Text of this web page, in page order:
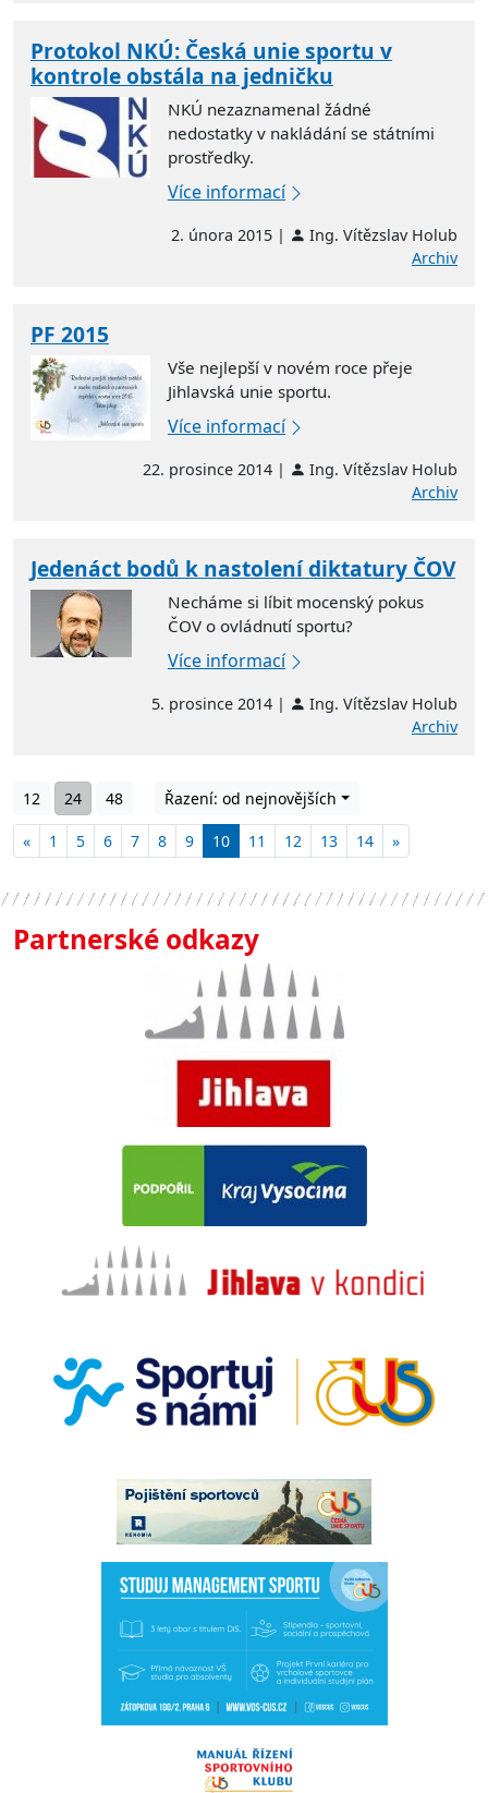
Protokol NKÚ: Česká unie sportu v
kontrole obstála na jedničku
NKÚ nezaznamenal žádné
nedostatky v nakládání se státními
prostředky.
Více informací
2. února 2015 |
Ing. Vítězslav Holub
Archiv
PF 2015
Vše nejlepší v novém roce přeje
Jihlavská unie sportu.
Více informací
22. prosince 2014 |
Ing. Vítězslav Holub
Archiv
Jedenáct bodů k nastolení diktatury ČOV
Necháme si líbit mocenský pokus
ČOV o ovládnutí sportu?
Více informací
5. prosince 2014 |
Ing. Vítězslav Holub
Archiv
12 24 48 Řazení: od nejnovějších
« 1 5 6 7 8 9 10 11 12 13 14 »
Partnerské odkazy